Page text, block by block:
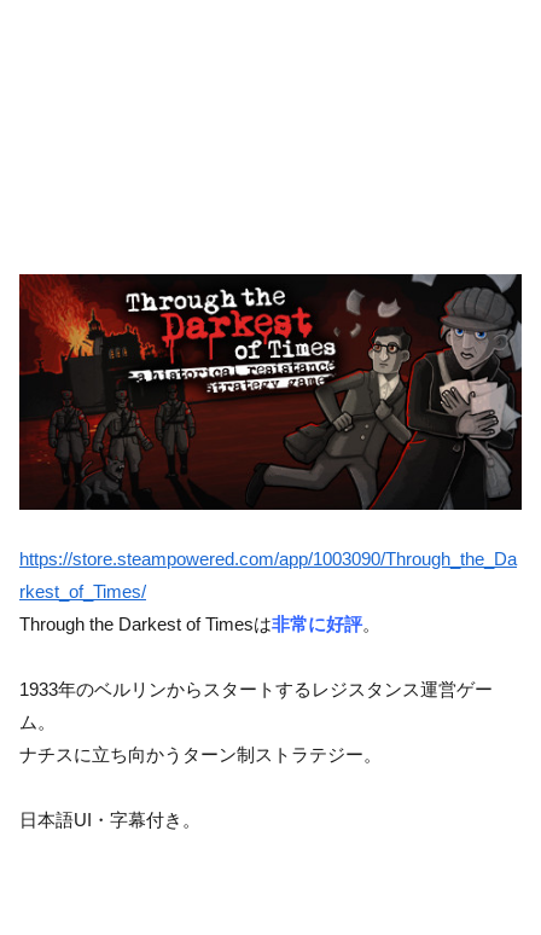
https://store.steampowered.com/app/1003090/Through_the_Da
rkest_of_Times/
Through the Darkest of Timesは非常に好評。
1933年のベルリンからスタートするレジスタンス運営ゲー
ム。
ナチスに立ち向かうターン制ストラテジー。
日本語UI・字幕付き。